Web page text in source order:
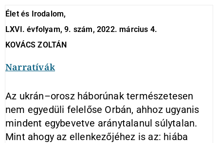
Élet és Irodalom,
LXVI. évfolyam, 9. szám, 2022. március 4.
KOVÁCS ZOLTÁN
Narratívák
Az ukrán–orosz háborúnak természetesen
nem egyedüli felelőse Orbán, ahhoz ugyanis
mindent egybevetve aránytalanul súlytalan.
Mint ahogy az ellenkezőjéhez is az: hiába